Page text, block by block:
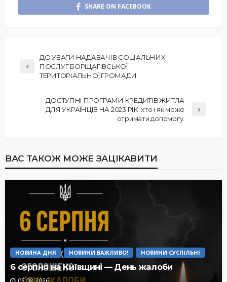
SHARE ON FACEBOOK
ДО УВАГИ НАДАВАЧІВ СОЦІАЛЬНИХ
ПОСЛУГ БОРЩАГІВСЬКОЇ
ТЕРИТОРІАЛЬНОЇ ГРОМАДИ
ДОСТУПНІ ПРОГРАМИ КРЕДИТІВ ЖИТЛА
ДЛЯ УКРАЇНЦІВ НА 2023 РІК: хто і як може
отримати допомогу.
ВАС ТАКОЖ МОЖЕ ЗАЦІКАВИТИ
НОВИНА ДНЯ НОВИНИ ВАЖЛИВО! НОВИНИ СУСПІЛЬНІ
6 серпня на Київщині — День жалоби